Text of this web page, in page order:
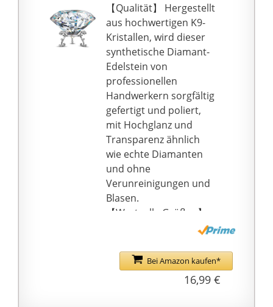
【Qualität】 Hergestellt
aus hochwertigen K9-
Kristallen, wird dieser
synthetische Diamant-
Edelstein von
professionellen
Handwerkern sorgfältig
gefertigt und poliert,
mit Hochglanz und
Transparenz ähnlich
wie echte Diamanten
und ohne
Verunreinigungen und
Blasen.
【Wertvolle Größen】
Durchmesser: 80 mm
(1,97 Zoll) Die richtige
Größe des Diamanten
nimmt nicht zu viel
Bei Amazon kaufen*
16,99 €